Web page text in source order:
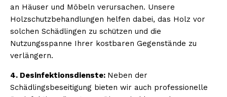
an Häuser und Möbeln verursachen. Unsere
Holzschutzbehandlungen helfen dabei, das Holz vor
solchen Schädlingen zu schützen und die
Nutzungsspanne Ihrer kostbaren Gegenstände zu
verlängern.
4. Desinfektionsdienste: Neben der
Schädlingsbeseitigung bieten wir auch professionelle